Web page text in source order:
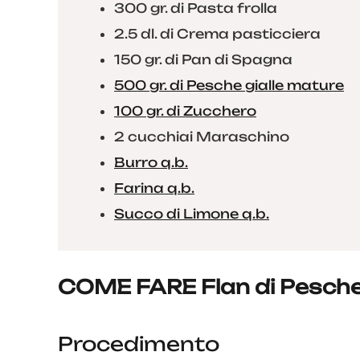
300 gr. di Pasta frolla
2.5 dl. di Crema pasticciera
150 gr. di Pan di Spagna
500 gr. di Pesche gialle mature
100 gr. di Zucchero
2 cucchiai Maraschino
Burro q.b.
Farina q.b.
Succo di Limone q.b.
COME FARE Flan di
Procedimento